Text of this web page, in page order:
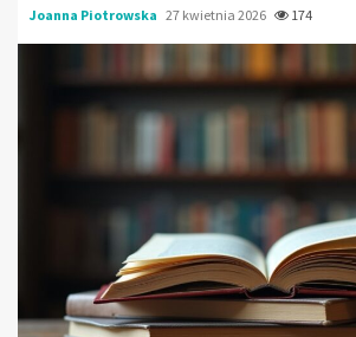
Joanna Piotrowska 27 kwietnia 2026 174